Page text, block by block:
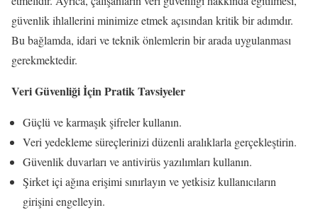
güvenlik ihlallerini minimize etmek açısından kritik bir adımdır.
Bu bağlamda, idari ve teknik önlemlerin bir arada uygulanması
gerekmektedir.
Veri Güvenliği İçin Pratik Tavsiyeler
Güçlü ve karmaşık şifreler kullanın.
Veri yedekleme süreçlerinizi düzenli aralıklarla gerçekleştirin.
Güvenlik duvarları ve antivirüs yazılımları kullanın.
Şirket içi ağına erişimi sınırlayın ve yetkisiz kullanıcıların
girişini engelleyin.